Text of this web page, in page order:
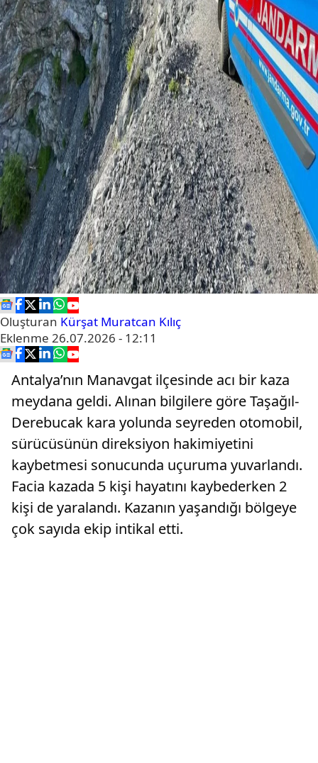
Oluşturan Kürşat Muratcan Kılıç
Eklenme 26.07.2026 - 12:11
Antalya’nın Manavgat ilçesinde acı bir kaza
meydana geldi. Alınan bilgilere göre Taşağıl-
Derebucak kara yolunda seyreden otomobil,
sürücüsünün direksiyon hakimiyetini
kaybetmesi sonucunda uçuruma yuvarlandı.
Facia kazada 5 kişi hayatını kaybederken 2
kişi de yaralandı. Kazanın yaşandığı bölgeye
çok sayıda ekip intikal etti.